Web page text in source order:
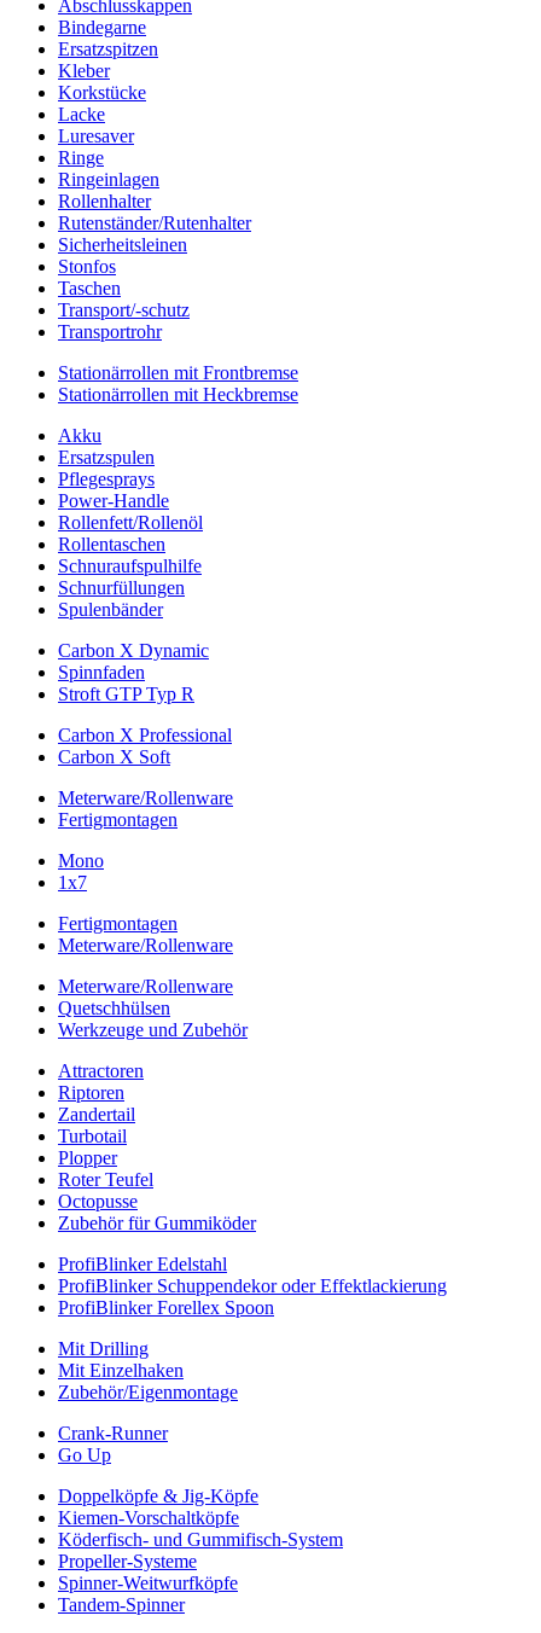
Abschlusskappen
Bindegarne
Ersatzspitzen
Kleber
Korkstücke
Lacke
Luresaver
Ringe
Ringeinlagen
Rollenhalter
Rutenständer/Rutenhalter
Sicherheitsleinen
Stonfos
Taschen
Transport/-schutz
Transportrohr
Stationärrollen mit Frontbremse
Stationärrollen mit Heckbremse
Akku
Ersatzspulen
Pflegesprays
Power-Handle
Rollenfett/Rollenöl
Rollentaschen
Schnuraufspulhilfe
Schnurfüllungen
Spulenbänder
Carbon X Dynamic
Spinnfaden
Stroft GTP Typ R
Carbon X Professional
Carbon X Soft
Meterware/Rollenware
Fertigmontagen
Mono
1x7
Fertigmontagen
Meterware/Rollenware
Meterware/Rollenware
Quetschhülsen
Werkzeuge und Zubehör
Attractoren
Riptoren
Zandertail
Turbotail
Plopper
Roter Teufel
Octopusse
Zubehör für Gummiköder
ProfiBlinker Edelstahl
ProfiBlinker Schuppendekor oder Effektlackierung
ProfiBlinker Forellex Spoon
Mit Drilling
Mit Einzelhaken
Zubehör/Eigenmontage
Crank-Runner
Go Up
Doppelköpfe & Jig-Köpfe
Kiemen-Vorschaltköpfe
Köderfisch- und Gummifisch-System
Propeller-Systeme
Spinner-Weitwurfköpfe
Tandem-Spinner